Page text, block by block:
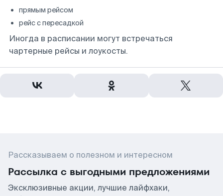
прямым рейсом
рейс с пересадкой
Иногда в расписании могут встречаться
чартерные рейсы и лоукосты.
Рассказываем о полезном и интересном
Рассылка с выгодными предложениями
Эксклюзивные акции, лучшие лайфхаки,